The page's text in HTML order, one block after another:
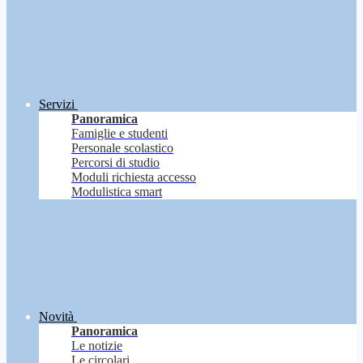
Servizi
Panoramica
Famiglie e studenti
Personale scolastico
Percorsi di studio
Moduli richiesta accesso
Modulistica smart
Novità
Panoramica
Le notizie